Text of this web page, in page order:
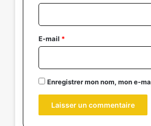
i
r
e
E-mail *
Enregistrer mon nom, mon e-